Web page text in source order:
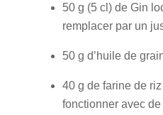
50 g (5 cl) de Gin
remplacer par un
50 g d’huile de
40 g de farine de
fonctionner avec